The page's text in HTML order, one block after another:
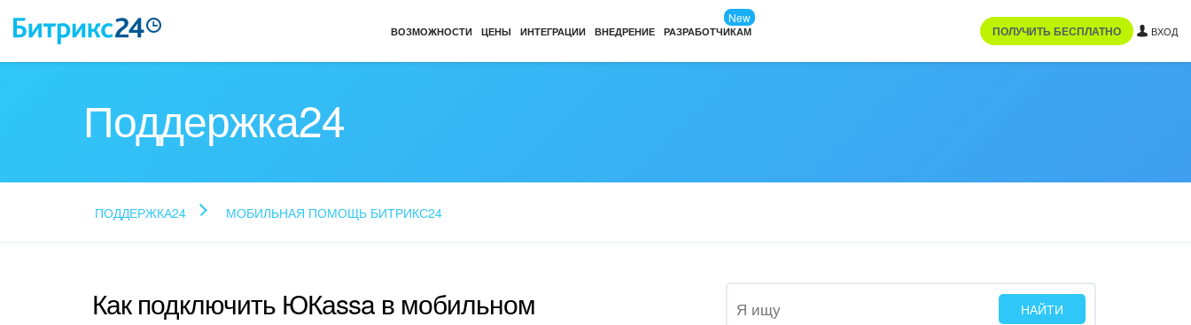
ВОЗМОЖНОСТИ ЦЕНЫ ИНТЕГРАЦИИ ВНЕДРЕНИЕ РАЗРАБОТЧИКАМ
New
ПОЛУЧИТЬ БЕСПЛАТНО ВХОД
Поддержка24
ПОДДЕРЖКА24 МОБИЛЬНАЯ ПОМОЩЬ БИТРИКС24
Как подключить ЮКаssa в мобильном